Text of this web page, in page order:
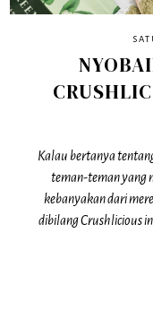
Kalau bertanya
teman-teman yang
kebanyakan dari
dibilang Crushlicious